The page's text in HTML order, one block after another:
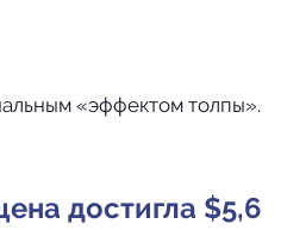
«эффектом толпы».
достигла $5,6